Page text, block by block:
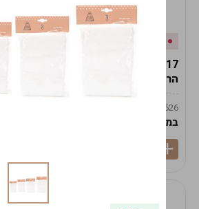
הרמס 19ס"מ -לבן נקי
9009492379626
במארז
במלאי